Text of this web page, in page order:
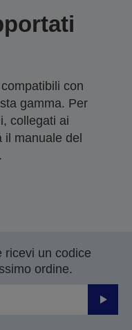
con
gamma. Per
collegati ai
manuale del
ricevi un codice
ordine.
Invia